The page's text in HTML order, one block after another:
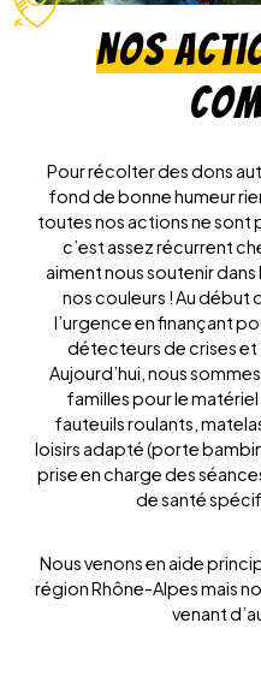
Nos
Pour récolter des dons
fond de bonne humeur
toutes nos actions ne sont
c’est assez récurrent
aiment nous soutenir
nos couleurs ! Au début
l’urgence en finançant
détecteurs de crises et
Aujourd’hui, nous
familles pour le
fauteuils roulants,
loisirs adapté (porte
prise en charge des
de santé
Nous venons en aide
région Rhône-Alpes mais
venant